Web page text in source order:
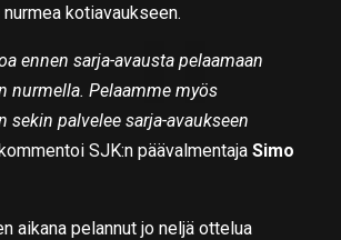
kotiavaukseen.
ennen sarja-avausta pelaamaan
nurmella. Pelaamme myös
sekin palvelee sarja-avaukseen
SJK:n päävalmentajaSimo
aikana pelannut jo neljä ottelua